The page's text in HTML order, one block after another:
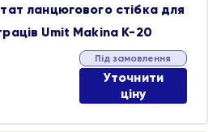
ланцюгового стібка для
Umit Makina K-20
Під замовлення
Уточнити
ціну